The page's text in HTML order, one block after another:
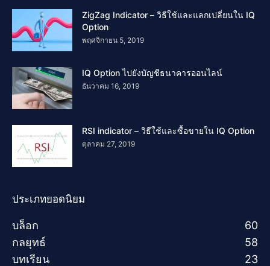
ZigZag Indicator – วิธีใช้และแลกเปลี่ยนใน IQ
Option
พฤศจิกายน 5, 2019
IQ Option ไปยังบัญชีธนาคารออนไลน์
ธันวาคม 16, 2019
RSI indicator – วิธีใช้และซื้อขายใน IQ Option
ตุลาคม 27, 2019
ประเภทยอดนิยม
บล็อก
60
กลยุทธ์
58
บทเรียน
23